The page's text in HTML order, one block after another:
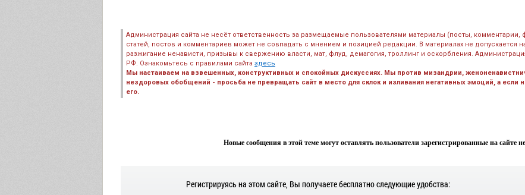
Администрация сайта не несёт ответственность за размещаемые пользователями материалы (посты,
статей, постов и комментариев может не совпадать с мнением и позицией редакции. В материалах не допускается
разжигание ненависти, призывы к свержению власти, мат, флуд, демагогия, троллинг и оскорбления.
РФ. Ознакомьтесь с правилами сайта здесь
Мы настаиваем на взвешенных, конструктивных и спокойных дискуссиях. Мы против мизандрии,
нездоровых обобщений - просьба не превращать сайт в место для склок и изливания негативных эмоций, а если
его.
Новые сообщения в этой теме могут оставлять пользователи зарегистрированные на сайте
Регистрируясь на этом сайте, Вы получаете бесплатно следующие удобства: